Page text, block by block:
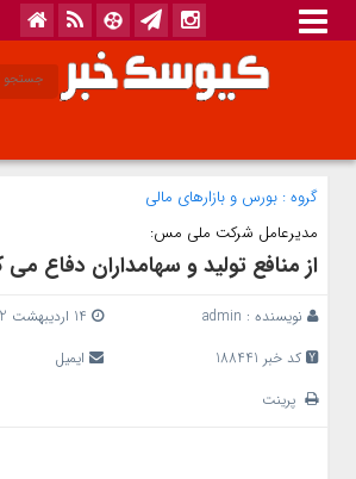
گروه : بورس و بازار‌های مالی
مدیرعامل شرکت ملی مس:
از منافع تولید و سهامداران دفاع می
نویسنده : admin
کد خبر 188441
ایمیل
پرینت